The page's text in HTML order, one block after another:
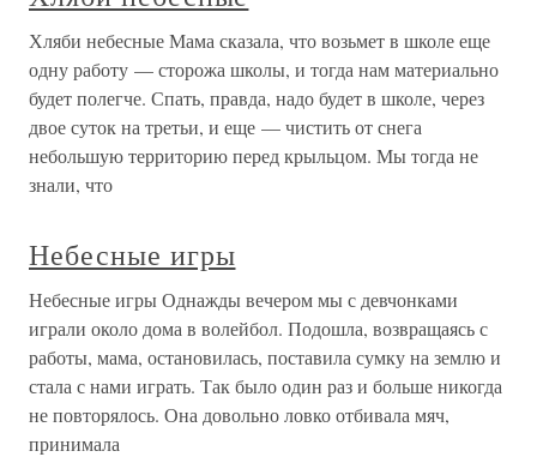
Хляби небесные Мама сказала, что возьмет в школе еще
одну работу — сторожа школы, и тогда нам материально
будет полегче. Спать, правда, надо будет в школе, через
двое суток на третьи, и еще — чистить от снега
небольшую территорию перед крыльцом. Мы тогда не
знали, что
Небесные игры
Небесные игры Однажды вечером мы с девчонками
играли около дома в волейбол. Подошла, возвращаясь с
работы, мама, остановилась, поставила сумку на землю и
стала с нами играть. Так было один раз и больше никогда
не повторялось. Она довольно ловко отбивала мяч,
принимала